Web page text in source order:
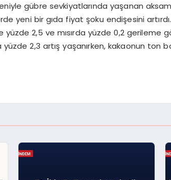
gübre sevkiyatlarında yaşanan
yeni bir gıda fiyat şoku endişesini
2,5 ve mısırda yüzde 0,2 gerileme
2,3 artış yaşanırken, kakaonun ton